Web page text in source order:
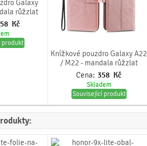
Galaxy
růžzlat
Kč
produkt
Knížkové pouzdro Galaxy A22
/ M22 - mandala růžzlat
Cena: 358 Kč
Skladem
Související produkt